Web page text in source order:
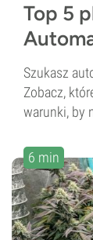
Top 5
Szukasz
Zobacz,
warunki, by
6 min